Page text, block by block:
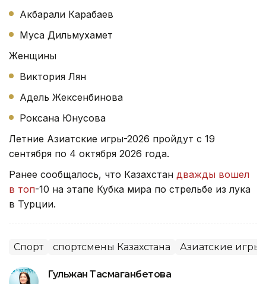
Акбарали Карабаев
Муса Дильмухамет
Женщины
Виктория Лян
Адель Жексенбинова
Роксана Юнусова
Летние Азиатские игры-2026 пройдут с 19
сентября по 4 октября 2026 года.
Ранее сообщалось, что Казахстан дважды вошел
в топ-10 на этапе Кубка мира по стрельбе из лука
в Турции.
Спорт спортсмены Казахстана Азиатские игры
Гульжан Тасмаганбетова